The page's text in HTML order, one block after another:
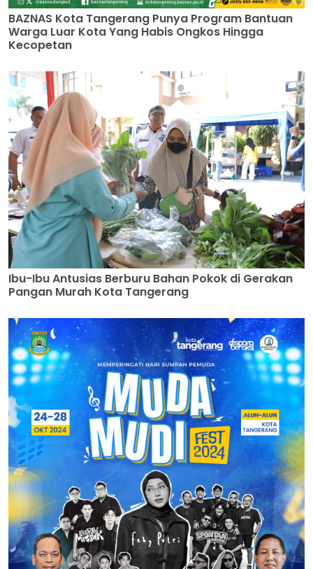
BAZNAS Kota Tangerang Punya Program Bantuan
Warga Luar Kota Yang Habis Ongkos Hingga
Kecopetan
Ibu-Ibu Antusias Berburu Bahan Pokok di Gerakan
Pangan Murah Kota Tangerang